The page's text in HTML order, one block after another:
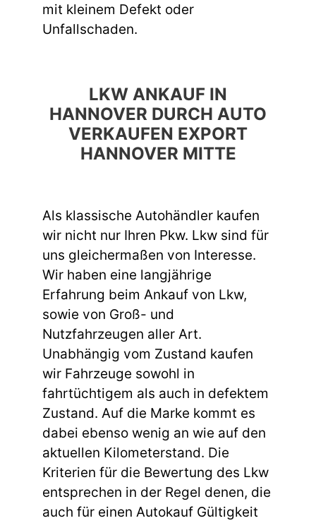
mit kleinem Defekt oder
Unfallschaden.
LKW ANKAUF IN
HANNOVER DURCH AUTO
VERKAUFEN EXPORT
HANNOVER MITTE
Als klassische Autohändler kaufen
wir nicht nur Ihren Pkw. Lkw sind für
uns gleichermaßen von Interesse.
Wir haben eine langjährige
Erfahrung beim Ankauf von Lkw,
sowie von Groß- und
Nutzfahrzeugen aller Art.
Unabhängig vom Zustand kaufen
wir Fahrzeuge sowohl in
fahrtüchtigem als auch in defektem
Zustand. Auf die Marke kommt es
dabei ebenso wenig an wie auf den
aktuellen Kilometerstand. Die
Kriterien für die Bewertung des Lkw
entsprechen in der Regel denen, die
auch für einen Autokauf Gültigkeit